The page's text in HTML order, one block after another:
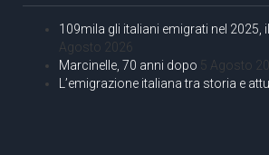
109mila gli italiani emigrati nel 2025,
Agosto 2026
Marcinelle, 70 anni dopo 5 Agosto
L’emigrazione italiana tra storia e